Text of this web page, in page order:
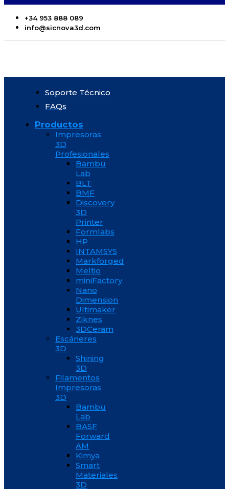
+34 953 888 089
info@sicnova3d.com
Soporte Técnico
FAQs
Productos
Impresoras
3D
Profesionales
Bambu
Lab
BLT
BMF
Discovery
3D
Printer
Formlabs
HP
INTAMSYS
Markforged
Meltio
miniFactory
Nano
Dimension
Ultimaker
Ziknes
3DCeram
Escáneres
3D
Shining
3D
Filamentos
Impresoras
3D
Bambu
Lab
BASF
Forward
AM
Kimya
Smart
Materiales
3D